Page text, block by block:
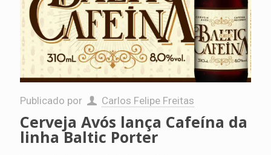
Publicado por Carlos Felipe Freitas
Cerveja Avós lança Cafeína da
linha Baltic Porter